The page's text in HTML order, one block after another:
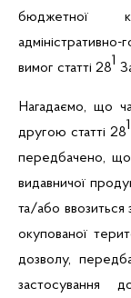
бюджетної
вимог статті 281
Нагадаємо, що
другою статті 281
передбачено, що
видавничої
та/або ввозиться
окупованої
дозволу,
застосування